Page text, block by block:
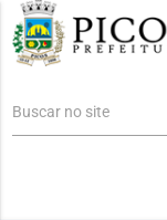
Buscar no site